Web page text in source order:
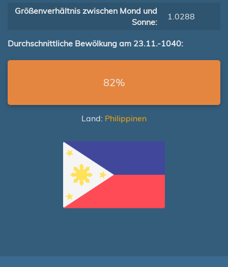
Größenverhältnis zwischen Mond und
Sonne:
1.0288
Durchschnittliche Bewölkung am 23.11.-1040:
82%
Land: Philippinen